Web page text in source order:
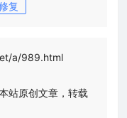
复
a/989.html
站原创文章，转载